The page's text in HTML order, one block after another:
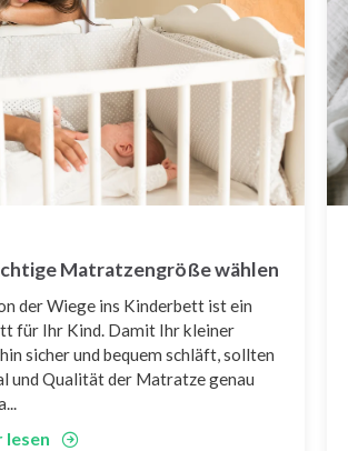
Matratzen­größe wählen
der Wiege ins Kinderbett ist ein
für Ihr Kind. Damit Ihr kleiner
sicher und bequem schläft, sollten
und Qualität der Matratze genau